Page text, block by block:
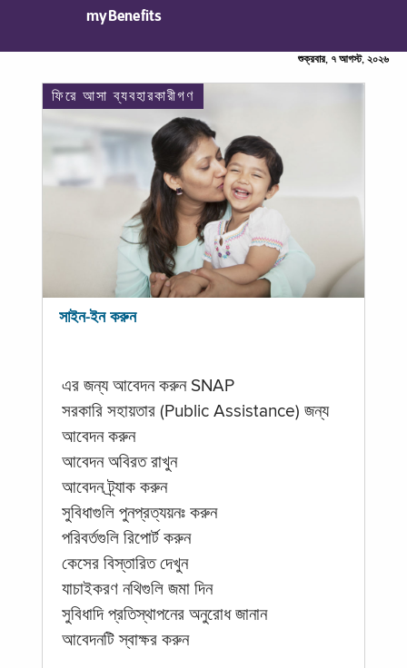
myBenefits
শুক্রবার, ৭ আগস্ট, ২০২৬
ফিরে আসা ব্যবহারকারীগণ
সাইন-ইন করুন
এর জন্য আবেদন করুন SNAP
সরকারি সহায়তার (Public Assistance) জন্য
আবেদন করুন
আবেদন অবিরত রাখুন
আবেদন ট্র্যাক করুন
সুবিধাগুলি পুনপ্রত্যয়নঃ করুন
পরিবর্তগুলি রিপোর্ট করুন
কেসের বিস্তারিত দেখুন
যাচাইকরণ নথিগুলি জমা দিন
সুবিধাদি প্রতিস্থাপনের অনুরোধ জানান
আবেদনটি স্বাক্ষর করুন